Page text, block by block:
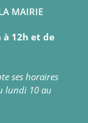
MAIRIE
12h et de
ses horaires
lundi 10 au